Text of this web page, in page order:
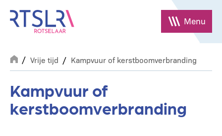
naar
inhoud
gaan
Menu
Breadcrumb
Vrije tijd Kampvuur of kerstboomverbranding
Kampvuur of
kerstboomverbranding